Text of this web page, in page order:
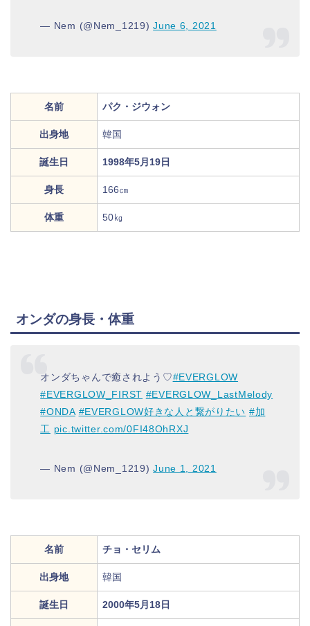
— Nem (@Nem_1219)June 6, 2021
名前 パク・ジウォン
出身地 韓国
誕生日 1998年5月19日
身長 166㎝
体重 50㎏
オンダの身長・体重
オンダちゃんで癒されよう♡#EVERGLOW
#EVERGLOW_FIRST #EVERGLOW_LastMelody
#ONDA #EVERGLOW好きな人と繋がりたい #加
工 pic.twitter.com/0FI48OhRXJ
— Nem (@Nem_1219)June 1, 2021
名前 チョ・セリム
出身地 韓国
誕生日 2000年5月18日